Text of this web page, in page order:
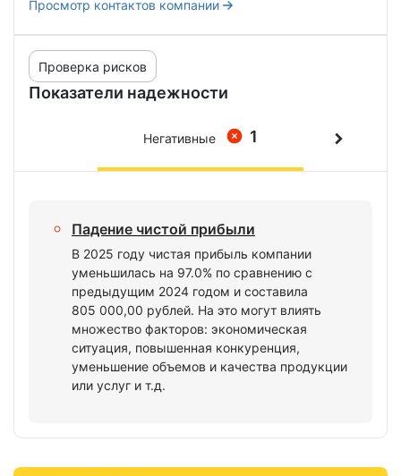
Просмотр контактов компании
Показатели надежности
Проверка рисков
1
Негативные
Падение чистой прибыли
В 2025 году чистая прибыль компании
уменьшилась на 97.0% по сравнению с
предыдущим 2024 годом и составила
805 000,00 рублей. На это могут влиять
множество факторов: экономическая
ситуация, повышенная конкуренция,
уменьшение объемов и качества продукции
или услуг и т.д.